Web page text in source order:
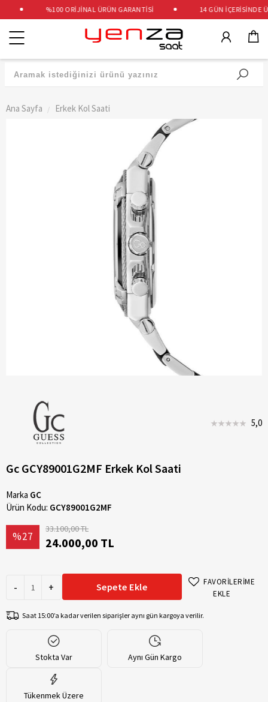
%100 ORİJİNAL ÜRÜN GARANTİSİ 14 GÜN İÇERİSİNDE
Kategoriler
Ana Sayfa Erkek Kol Saati
5,0
Gc GCY89001G2MF Erkek Kol Saati
Marka GC
Ürün Kodu: GCY89001G2MF
%27
33.100,00 TL
24.000,00 TL
- + Sepete Ekle
FAVORİLERİME
EKLE
Saat 15:00’a kadar verilen siparişler aynı gün kargoya verilir.
Stokta Var Aynı Gün Kargo
Tükenmek Üzere